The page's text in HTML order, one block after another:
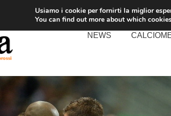
NEWS
Usiamo i cookie per fornirti la miglior
You can find out more about which